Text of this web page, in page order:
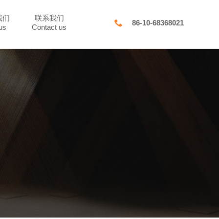
 86-10-68368021
们
联系我们
Contact us